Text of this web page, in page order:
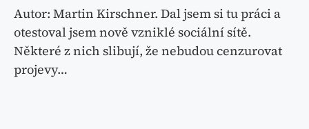
Autor: Martin Kirschner. Dal jsem si tu práci a
otestoval jsem nově vzniklé sociální sítě.
Některé z nich slibují, že nebudou cenzurovat
projevy…